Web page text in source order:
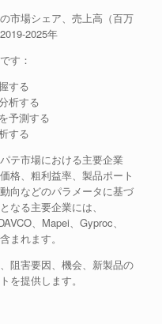
市場シェア、売上高（百万
2025年
す：
する
析する
予測する
する
テ市場における主要企業
格、粗利益率、製品ポート
向などのパラメータに基づ
なる主要企業には、
、Mapei、Gyproc、
まれます。
阻害要因、機会、新製品の
を提供します。